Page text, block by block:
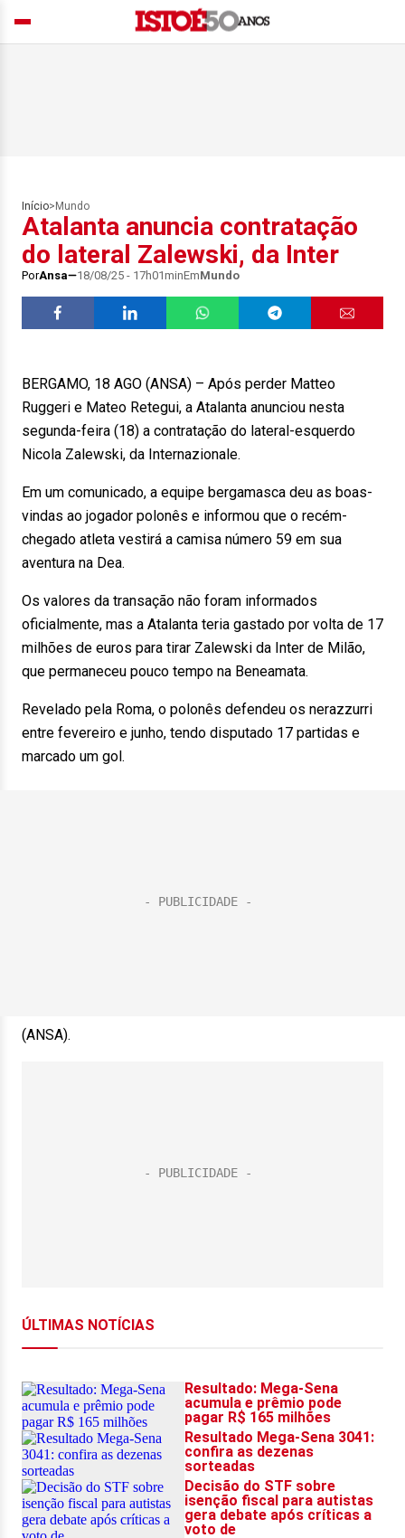
Início> Mundo
Atalanta anuncia contratação
do lateral Zalewski, da Inter
PorAnsa 18/08/25 - 17h01minEmMundo
BERGAMO, 18 AGO (ANSA) – Após perder Matteo
Ruggeri e Mateo Retegui, a Atalanta anunciou nesta
segunda-feira (18) a contratação do lateral-esquerdo
Nicola Zalewski, da Internazionale.
Em um comunicado, a equipe bergamasca deu as boas-
vindas ao jogador polonês e informou que o recém-
chegado atleta vestirá a camisa número 59 em sua
aventura na Dea.
Os valores da transação não foram informados
oficialmente, mas a Atalanta teria gastado por volta de 17
milhões de euros para tirar Zalewski da Inter de Milão,
que permaneceu pouco tempo na Beneamata.
Revelado pela Roma, o polonês defendeu os nerazzurri
entre fevereiro e junho, tendo disputado 17 partidas e
marcado um gol.
(ANSA).